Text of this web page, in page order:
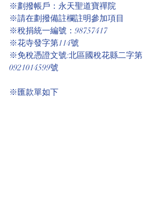
※劃撥帳戶：永天聖道寶禪院
※請在劃撥備註欄註明參加項目
※稅捐統一編號：98757417
※花寺發字第114號
※免稅憑證文號:北區國稅花縣二字第
0921014599號
※匯款單如下